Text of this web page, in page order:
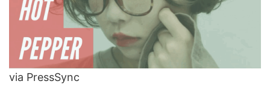
via PressSync